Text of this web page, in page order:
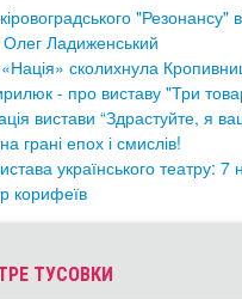
"Резонансу"
Ладиженський
сколихнула
- про виставу "Три
вистави “Здрастуйте, я
грані епох і смислів!
українського театру: 7
корифеїв
ТУСОВКИ